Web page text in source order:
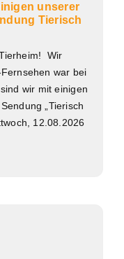
unserer
Tierisch
Wir
war bei
wir mit einigen
„Tierisch
12.08.2026